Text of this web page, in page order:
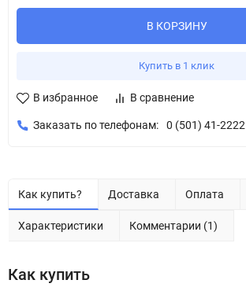
В КОРЗИНУ
Купить в 1 клик
В избранное В сравнение
Заказать по телефонам: 0 (501) 41-2222
Как купить? Доставка Оплата
Характеристики Комментарии (1)
Как купить